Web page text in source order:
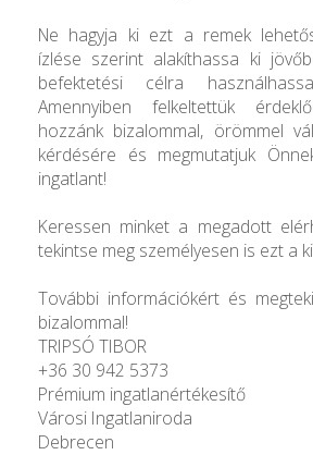
Ne hagyja ki ezt a remek
ízlése szerint alakíthassa ki
befektetési célra
Amennyiben felkeltettük
hozzánk bizalommal, örömmel
kérdésére és megmutatjuk
ingatlant!
Keressen minket a megadott
tekintse meg személyesen is ezt a
További információkért és
bizalommal!
TRIPSÓ TIBOR
+36 30 942 5373
Prémium ingatlanértékesítő
Városi Ingatlaniroda
Debrecen